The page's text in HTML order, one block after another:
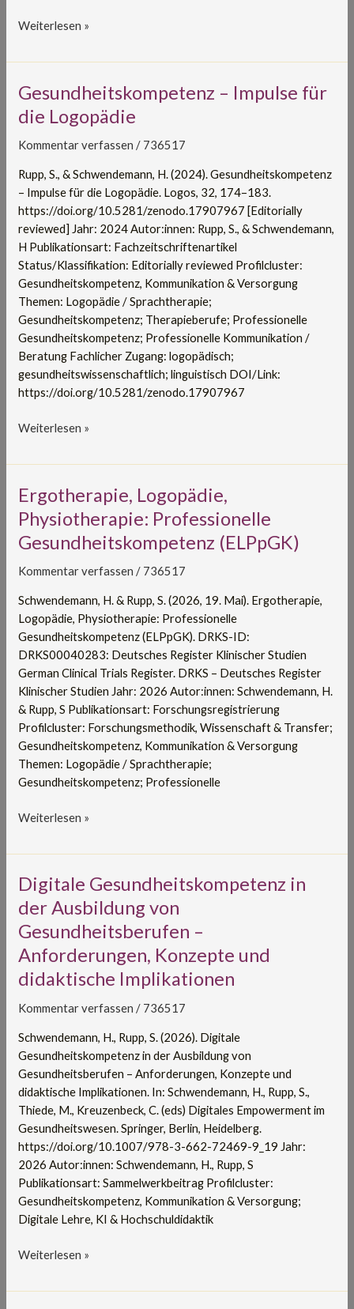
Weiterlesen »
Gesundheitskompetenz – Impulse für
die Logopädie
Kommentar verfassen / 736517
Rupp, S., & Schwendemann, H. (2024). Gesundheitskompetenz
– Impulse für die Logopädie. Logos, 32, 174–183.
https://doi.org/10.5281/zenodo.17907967 [Editorially
reviewed] Jahr: 2024 Autor:innen: Rupp, S., & Schwendemann,
H Publikationsart: Fachzeitschriftenartikel
Status/Klassifikation: Editorially reviewed Profilcluster:
Gesundheitskompetenz, Kommunikation & Versorgung
Themen: Logopädie / Sprachtherapie;
Gesundheitskompetenz; Therapieberufe; Professionelle
Gesundheitskompetenz; Professionelle Kommunikation /
Beratung Fachlicher Zugang: logopädisch;
gesundheitswissenschaftlich; linguistisch DOI/Link:
https://doi.org/10.5281/zenodo.17907967
Gesundheitskompetenz
Impulse
für
Logopädie
Weiterlesen »
Ergotherapie, Logopädie,
Physiotherapie: Professionelle
Gesundheitskompetenz (ELPpGK)
Kommentar verfassen / 736517
Schwendemann, H. & Rupp, S. (2026, 19. Mai). Ergotherapie,
Logopädie, Physiotherapie: Professionelle
Gesundheitskompetenz (ELPpGK). DRKS-ID:
DRKS00040283: Deutsches Register Klinischer Studien
German Clinical Trials Register. DRKS – Deutsches Register
Klinischer Studien Jahr: 2026 Autor:innen: Schwendemann, H.
& Rupp, S Publikationsart: Forschungsregistrierung
Profilcluster: Forschungsmethodik, Wissenschaft & Transfer;
Gesundheitskompetenz, Kommunikation & Versorgung
Themen: Logopädie / Sprachtherapie;
Gesundheitskompetenz; Professionelle
Ergotherapie,
Logopädie,
Physiotherapie:
Professionelle
Weiterlesen »
Digitale Gesundheitskompetenz in
der Ausbildung von
Gesundheitsberufen –
Anforderungen, Konzepte und
didaktische Implikationen
Kommentar verfassen / 736517
Schwendemann, H., Rupp, S. (2026). Digitale
Gesundheitskompetenz in der Ausbildung von
Gesundheitsberufen – Anforderungen, Konzepte und
didaktische Implikationen. In: Schwendemann, H., Rupp, S.,
Thiede, M., Kreuzenbeck, C. (eds) Digitales Empowerment im
Gesundheitswesen. Springer, Berlin, Heidelberg.
https://doi.org/10.1007/978-3-662-72469-9_19 Jahr:
2026 Autor:innen: Schwendemann, H., Rupp, S
Publikationsart: Sammelwerkbeitrag Profilcluster:
Gesundheitskompetenz, Kommunikation & Versorgung;
Digitale Lehre, KI & Hochschuldidaktik
Digitale
Gesundheitskompetenz
in
der
Ausbildung
von
Gesundheitsberufen
–
Konzepte
und
didaktische
Implikationen
Weiterlesen »